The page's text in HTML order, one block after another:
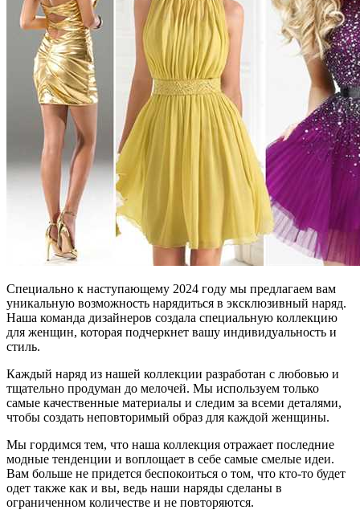
Специально к наступающему 2024 году мы предлагаем вам
уникальную возможность нарядиться в эксклюзивный наряд.
Наша команда дизайнеров создала специальную коллекцию
для женщин, которая подчеркнет вашу индивидуальность и
стиль.
Каждый наряд из нашей коллекции разработан с любовью и
тщательно продуман до мелочей. Мы используем только
самые качественные материалы и следим за всеми деталями,
чтобы создать неповторимый образ для каждой женщины.
Мы гордимся тем, что наша коллекция отражает последние
модные тенденции и воплощает в себе самые смелые идеи.
Вам больше не придется беспокоиться о том, что кто-то будет
одет также как и вы, ведь наши наряды сделаны в
ограниченном количестве и не повторяются.